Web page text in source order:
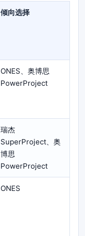
倾向选择
ONES、奥博思
PowerProject
瑞杰
SuperProject、奥
博思
PowerProject
ONES